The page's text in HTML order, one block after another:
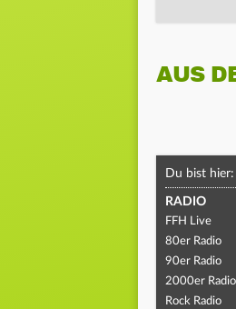
AUS
Du bist hier:
RADIO
FFH Live
80er Radio
90er Radio
2000er Radio
Rock Radio